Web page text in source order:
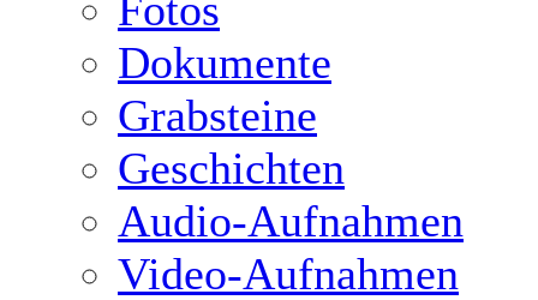
Dokumente
Grabsteine
Geschichten
Audio-Aufnahmen
Video-Aufnahmen